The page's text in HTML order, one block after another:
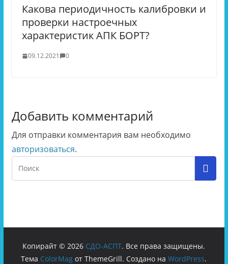
Какова периодичность калибровки и
проверки настроечных
характеристик АПК БОРТ?
09.12.2021 0
Добавить комментарий
Для отправки комментария вам необходимо
авторизоваться.
Копирайт © 2026 СДО-АСПТ. Все права защищены.
Тема ColorMag от ThemeGrill. Создано наWordPress.